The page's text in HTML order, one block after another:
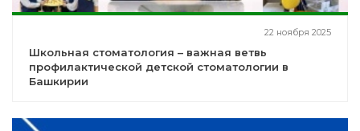
22 ноября 2025
Школьная стоматология – важная ветвь
профилактической детской стоматологии в
Башкирии